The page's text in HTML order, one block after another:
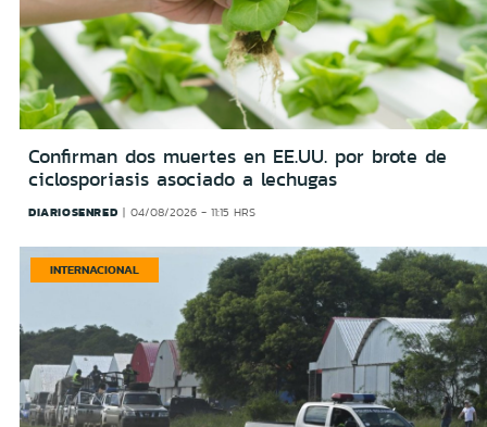
Confirman dos muertes en EE.UU. por brote de
ciclosporiasis asociado a lechugas
DIARIOSENRED 04/08/2026 - 11:15 HRS
INTERNACIONAL